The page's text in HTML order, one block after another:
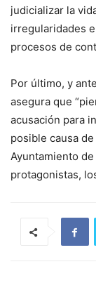
judicializar la
irregularidades
procesos de
Por último, y
asegura que
acusación para
posible causa
Ayuntamiento
protagonistas,